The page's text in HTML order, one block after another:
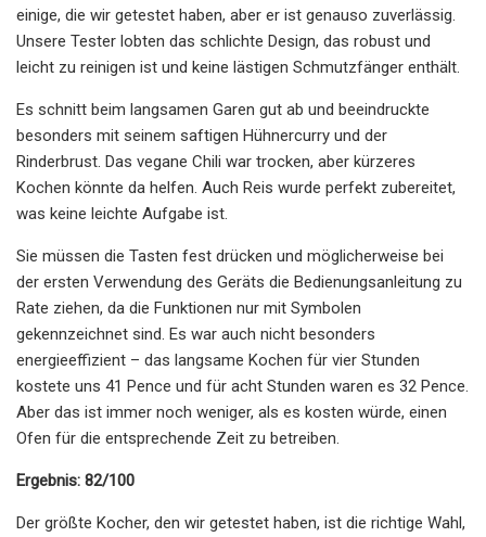
einige, die wir getestet haben, aber er ist genauso zuverlässig.
Unsere Tester lobten das schlichte Design, das robust und
leicht zu reinigen ist und keine lästigen Schmutzfänger enthält.
Es schnitt beim langsamen Garen gut ab und beeindruckte
besonders mit seinem saftigen Hühnercurry und der
Rinderbrust. Das vegane Chili war trocken, aber kürzeres
Kochen könnte da helfen. Auch Reis wurde perfekt zubereitet,
was keine leichte Aufgabe ist.
Sie müssen die Tasten fest drücken und möglicherweise bei
der ersten Verwendung des Geräts die Bedienungsanleitung zu
Rate ziehen, da die Funktionen nur mit Symbolen
gekennzeichnet sind. Es war auch nicht besonders
energieeffizient – ​​das langsame Kochen für vier Stunden
kostete uns 41 Pence und für acht Stunden waren es 32 Pence.
Aber das ist immer noch weniger, als es kosten würde, einen
Ofen für die entsprechende Zeit zu betreiben.
Ergebnis: 82/100
Der größte Kocher, den wir getestet haben, ist die richtige Wahl,